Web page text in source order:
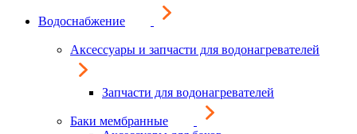
Водоснабжение
Аксессуары и запчасти для водонагревателей
Запчасти для водонагревателей
Баки мембранные